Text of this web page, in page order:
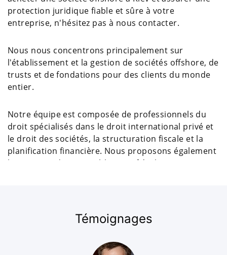
protection juridique fiable et sûre à votre
entreprise, n'hésitez pas à nous contacter.
Nous nous concentrons principalement sur
l'établissement et la gestion de sociétés offshore, de
trusts et de fondations pour des clients du monde
entier.
Notre équipe est composée de professionnels du
droit spécialisés dans le droit international privé et
le droit des sociétés, la structuration fiscale et la
planification financière. Nous proposons également
les services de comptables certifiés, hautement
dix ans. Notre réputation s'est construite sur la
fourniture de services à des prix compétitifs et sur
des normes élevées de service à la clientèle.
Témoignages